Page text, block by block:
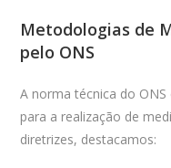
Metodologias de
pelo ONS
A norma técnica do
para a realização de
diretrizes, destacamos: